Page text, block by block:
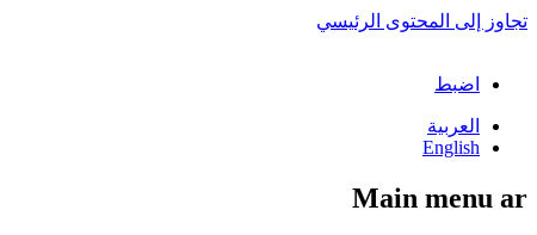
تجاوز إلى المحتوى الرئيسي
اضبط
العربية
English
Main menu ar